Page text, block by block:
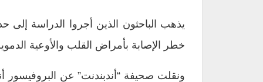
خطر الإصابة بأمراض القلب والأوعية
ونقلت صحيفة “أندبندنت” عن البروفيسور